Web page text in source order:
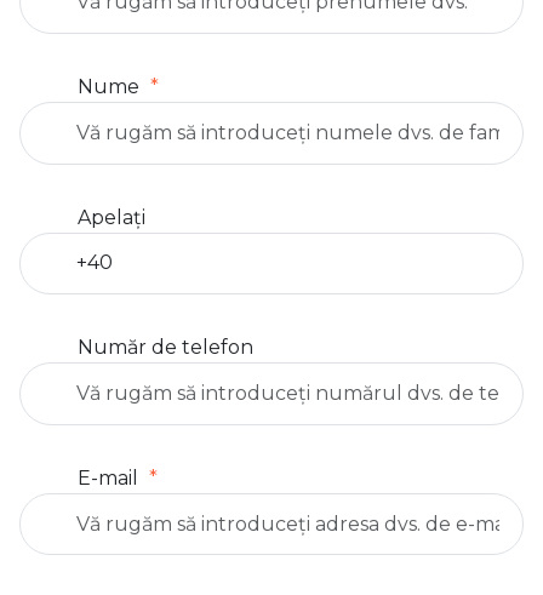
Nume
Apelați
Număr de telefon
E-mail